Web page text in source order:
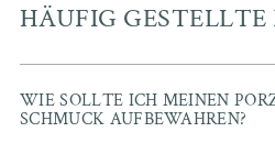
HÄUFIG GESTELLTE
WIE SOLLTE ICH MEINEN
SCHMUCK AUFBEWAHREN?